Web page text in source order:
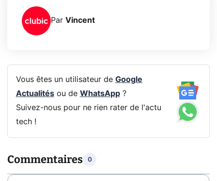
Par Vincent
Vous êtes un utilisateur de Google
Actualitésou de WhatsApp?
Suivez-nous pour ne rien rater de l'actu
tech !
Commentaires 0